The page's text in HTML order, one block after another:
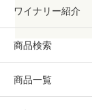
ワイナリー紹介
商品検索
商品一覧